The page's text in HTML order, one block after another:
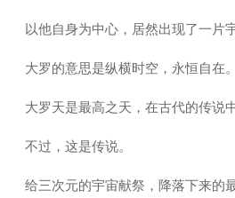
以他自身为中心，居然出现了一片
大罗的意思是纵横时空，永恒自在。
大罗天是最高之天，在古代的传说
不过，这是传说。
给三次元的宇宙献祭，降落下来的